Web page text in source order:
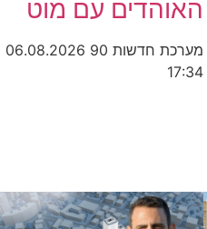
האוהדים עם מוט
מערכת חדשות 90
06.08.2026
17:34